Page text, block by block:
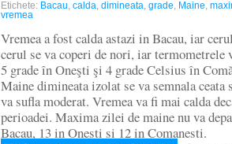
Etichete: Bacau calda dimineata grade Maine
vremea
Vremea a fost calda astazi in Bacau, iar
cerul se va coperi de nori, iar termometrele
5 grade în Oneşti şi 4 grade Celsius în
Maine dimineata izolat se va semnala
va sufla moderat. Vremea va fi mai calda
perioadei. Maxima zilei de maine nu va
Bacau, 13 in Onesti si 12 in Comanesti.